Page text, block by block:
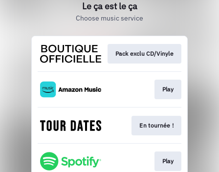
Le ça est le ça
Choose music service
Pack exclu CD/Vinyle
Play
En tournée !
Play